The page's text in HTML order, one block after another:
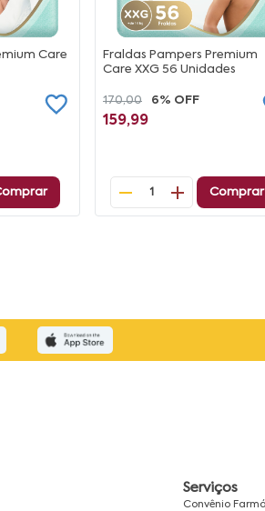
Care
Fraldas Pampers Premium
Care XXG 56 Unidades
170,00 6% OFF
159,99
1 Comprar
Serviços
Convênio